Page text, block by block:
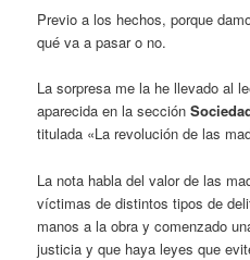
Previo a los hechos, porque
qué va a pasar o no.
La sorpresa me la he llevado al
aparecida en la sección
titulada «La revolución de las
La nota habla del valor de las
víctimas de distintos tipos de
manos a la obra y comenzado
justicia y que haya leyes que